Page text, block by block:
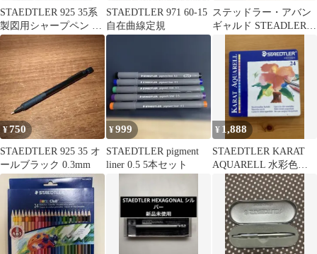
STAEDTLER 925 35系
製図用シャープペン レ
ッド
STAEDTLER 971 60-15
自在曲線定規
ステッドラー・アバン
ギャルド STEADLER
¥750
STAEDTLER 925 35 オ
ールブラック 0.3mm
¥999
STAEDTLER pigment
liner 0.5 5本セット
¥ 1,888
STAEDTLER KARAT
AQUARELL 水彩色鉛
筆 24色